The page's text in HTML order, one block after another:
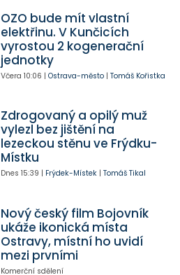
OZO bude mít vlastní
elektřinu. V Kunčicích
vyrostou 2 kogenerační
jednotky
Včera 10:06 | Ostrava-město| Tomáš Kořistka
Zdrogovaný a opilý muž
vylezl bez jištění na
lezeckou stěnu ve Frýdku-
Místku
Dnes 15:39 | Frýdek-Místek| Tomáš Tikal
Nový český film Bojovník
ukáže ikonická místa
Ostravy, místní ho uvidí
mezi prvními
Komerční sdělení